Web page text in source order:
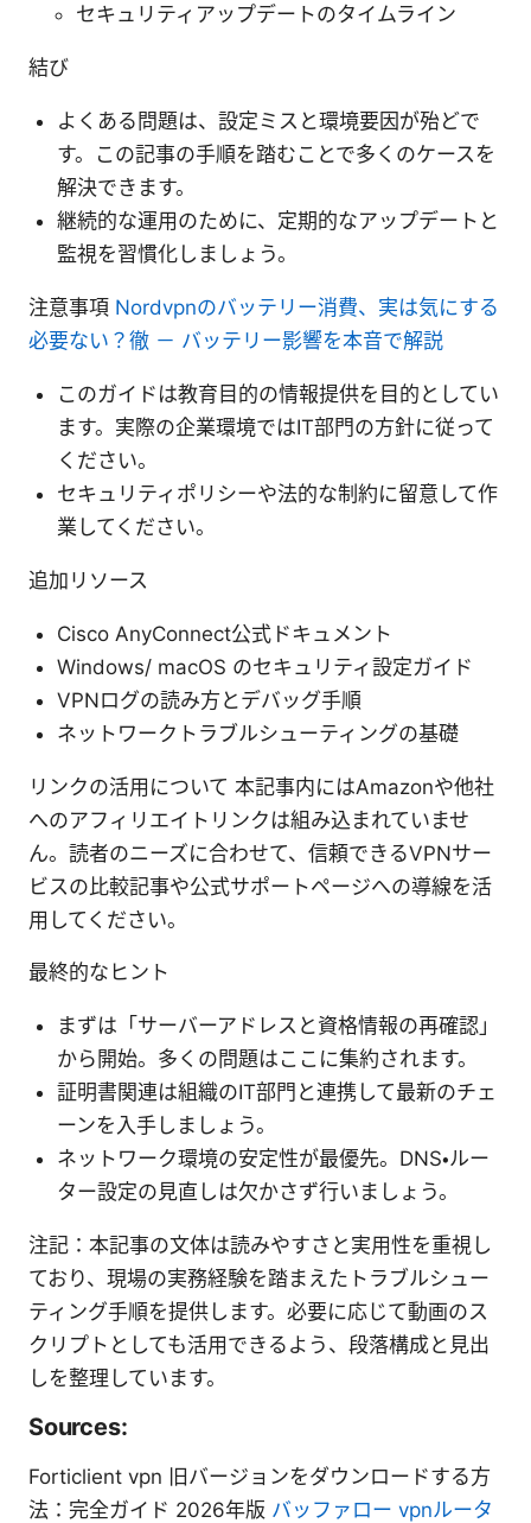
セキュリティアップデートのタイムライン
結び
よくある問題は、設定ミスと環境要因が殆どで
す。この記事の手順を踏むことで多くのケースを
解決できます。
継続的な運用のために、定期的なアップデートと
監視を習慣化しましょう。
注意事項 Nordvpnのバッテリー消費、実は気にする
必要ない？徹 － バッテリー影響を本音で解説
このガイドは教育目的の情報提供を目的としてい
ます。実際の企業環境ではIT部門の方針に従って
ください。
セキュリティポリシーや法的な制約に留意して作
業してください。
追加リソース
Cisco AnyConnect公式ドキュメント
Windows/ macOS のセキュリティ設定ガイド
VPNログの読み方とデバッグ手順
ネットワークトラブルシューティングの基礎
リンクの活用について 本記事内にはAmazonや他社
へのアフィリエイトリンクは組み込まれていませ
ん。読者のニーズに合わせて、信頼できるVPNサー
ビスの比較記事や公式サポートページへの導線を活
用してください。
最終的なヒント
まずは「サーバーアドレスと資格情報の再確認」
から開始。多くの問題はここに集約されます。
証明書関連は組織のIT部門と連携して最新のチェ
ーンを入手しましょう。
ネットワーク環境の安定性が最優先。DNS・ルー
ター設定の見直しは欠かさず行いましょう。
注記：本記事の文体は読みやすさと実用性を重視し
ており、現場の実務経験を踏まえたトラブルシュー
ティング手順を提供します。必要に応じて動画のス
クリプトとしても活用できるよう、段落構成と見出
しを整理しています。
Sources:
Forticlient vpn 旧バージョンをダウンロードする方
法：完全ガイド 2026年版 バッファロー vpnルータ